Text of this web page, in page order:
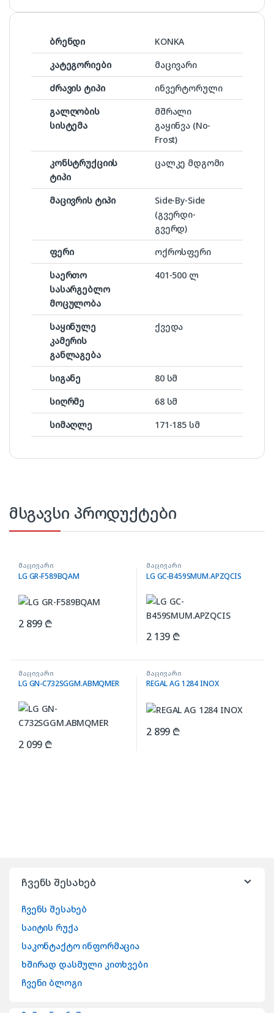
ბრენდი
KONKA
კატეგორიები
მაცივარი
ძრავის ტიპი
ინვერტორული
გალღობის
სისტემა
მშრალი
გაყინვა (No-
Frost)
კონსტრუქციის
ტიპი
ცალკე მდგომი
მაცივრის ტიპი
Side-By-Side
(გვერდი-
გვერდ)
ფერი
ოქროსფერი
საერთო
სასარგებლო
მოცულობა
401-500 ლ
საყინულე
კამერის
განლაგება
ქვედა
სიგანე
80 სმ
სიღრმე
68 სმ
სიმაღლე
171-185 სმ
მსგავსი პროდუქტები
მაცივარი
LG GR-F589BQAM
2 899 ₾
მაცივარი
LG GC-B459SMUM.APZQCIS
2 139 ₾
მაცივარი
LG GN-C732SGGM.ABMQMER
2 099 ₾
მაცივარი
REGAL AG 1284 INOX
2 899 ₾
ჩვენს შესახებ
ჩვენს შესახებ
საიტის რუქა
საკონტაქტო ინფორმაცია
ხშირად დასმული კითხვები
ჩვენი ბლოგი